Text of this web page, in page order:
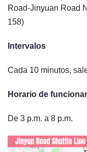
Road-Jinyuan Road
158)
Intervalos
Cada 10 minutos,
Horario de
De 3 p.m. a 8 p.m.